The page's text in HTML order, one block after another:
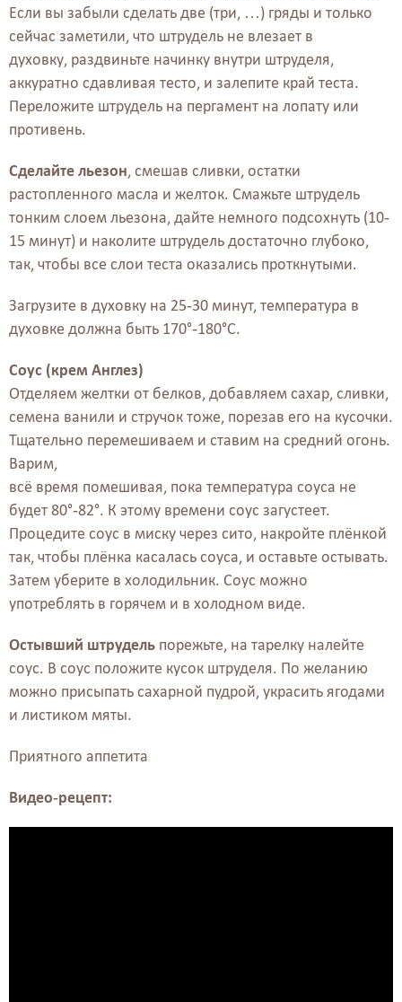
Если вы забыли сделать две (три, …) гряды и только
сейчас заметили, что штрудель не влезает в
духовку, раздвиньте начинку внутри штруделя,
аккуратно сдавливая тесто, и залепите край теста.
Переложите штрудель на пергамент на лопату или
противень.
Сделайте льезон, смешав сливки, остатки
растопленного масла и желток. Смажьте штрудель
тонким слоем льезона, дайте немного подсохнуть (10-
15 минут) и наколите штрудель достаточно глубоко,
так, чтобы все слои теста оказались проткнутыми.
Загрузите в духовку на 25-30 минут, температура в
духовке должна быть 170°-180°С.
Соус (крем Англез)
Отделяем желтки от белков, добавляем сахар, сливки,
семена ванили и стручок тоже, порезав его на кусочки.
Тщательно перемешиваем и ставим на средний огонь.
Варим,
всё время помешивая, пока температура соуса не
будет 80°-82°. К этому времени соус загустеет.
Процедите соус в миску через сито, накройте плёнкой
так, чтобы плёнка касалась соуса, и оставьте остывать.
Затем уберите в холодильник. Соус можно
употреблять в горячем и в холодном виде.
Остывший штрудель порежьте, на тарелку налейте
соус. В соус положите кусок штруделя. По желанию
можно присыпать сахарной пудрой, украсить ягодами
и листиком мяты.
Приятного аппетита
Видео-рецепт: